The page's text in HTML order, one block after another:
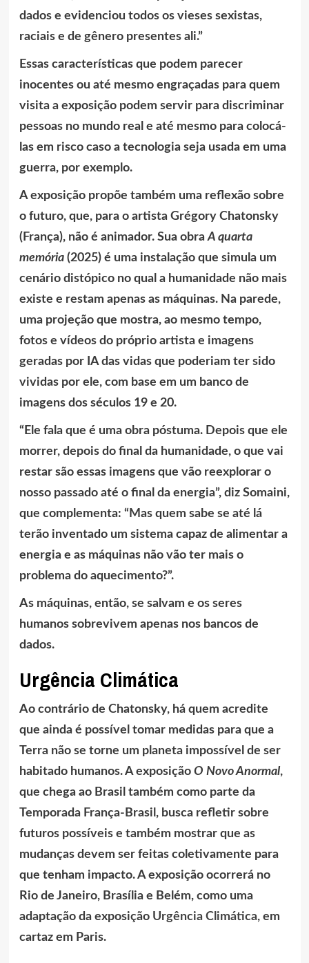
dados e evidenciou todos os vieses sexistas,
raciais e de gênero presentes ali.”
Essas características que podem parecer
inocentes ou até mesmo engraçadas para quem
visita a exposição podem servir para discriminar
pessoas no mundo real e até mesmo para colocá-
las em risco caso a tecnologia seja usada em uma
guerra, por exemplo.
A exposição propõe também uma reflexão sobre
o futuro, que, para o artista Grégory Chatonsky
(França), não é animador. Sua obraA quarta
memória(2025) é uma instalação que simula um
cenário distópico no qual a humanidade não mais
existe e restam apenas as máquinas. Na parede,
uma projeção que mostra, ao mesmo tempo,
fotos e vídeos do próprio artista e imagens
geradas por IA das vidas que poderiam ter sido
vividas por ele, com base em um banco de
imagens dos séculos 19 e 20.
“Ele fala que é uma obra póstuma. Depois que ele
morrer, depois do final da humanidade, o que vai
restar são essas imagens que vão reexplorar o
nosso passado até o final da energia”, diz Somaini,
que complementa: “Mas quem sabe se até lá
terão inventado um sistema capaz de alimentar a
energia e as máquinas não vão ter mais o
problema do aquecimento?”.
As máquinas, então, se salvam e os seres
humanos sobrevivem apenas nos bancos de
dados.
Urgência Climática
Ao contrário de Chatonsky, há quem acredite
que ainda é possível tomar medidas para que a
Terra não se torne um planeta impossível de ser
habitado humanos. A exposição O Novo Anormal,
que chega ao Brasil também como parte da
Temporada França-Brasil, busca refletir sobre
futuros possíveis e também mostrar que as
mudanças devem ser feitas coletivamente para
que tenham impacto. A exposição ocorrerá no
Rio de Janeiro, Brasília e Belém, como uma
adaptação da exposição Urgência Climática, em
cartaz em Paris.